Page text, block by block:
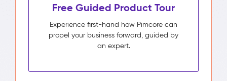
Free Guided Product Tour
Experience first-hand how Pimcore can
propel your business forward, guided by
an expert.